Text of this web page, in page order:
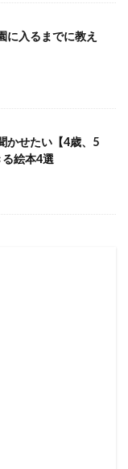
に入るまでに教え
かせたい【4歳、5
絵本4選